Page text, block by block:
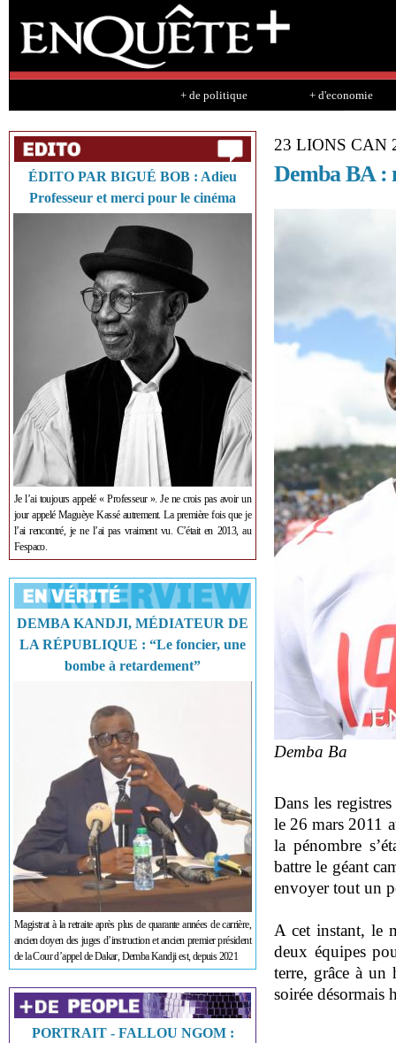
+ de politique + d'economie
ÉDITO PAR BIGUÉ BOB : Adieu
Professeur et merci pour le cinéma
Je l’ai toujours appelé « Professeur ». Je ne crois pas avoir un
jour appelé Maguèye Kassé autrement. La première fois que je
l’ai rencontré, je ne l’ai pas vraiment vu. C’était en 2013, au
Fespaco.
DEMBA KANDJI, MÉDIATEUR DE
LA RÉPUBLIQUE : “Le foncier, une
bombe à retardement”
Magistrat à la retraite après plus de quarante années de carrière,
ancien doyen des juges d’instruction et ancien premier président
de la Cour d’appel de Dakar, Demba Kandji est, depuis 2021
PORTRAIT - FALLOU NGOM :
23 LIONS CAN
Demba BA :
Demba Ba
Dans les
le 26 mars 2011
la pénombre
battre le géant
envoyer tout un
A cet instant, le
deux équipes
terre, grâce à un
soirée désormais